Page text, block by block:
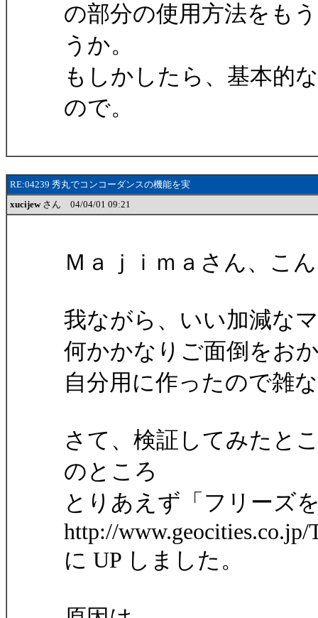
の部分の使用方法をも
うか。
もしかしたら、基本的
ので。
RE:04239 秀丸でコンコーダンスの機能を実
xucijewさん 04/04/01 09:21
Ｍａｊｉｍａさん、こ
我ながら、いい加減な
何かかなりご面倒をお
自分用に作ったので雑
さて、検証してみたと
のところ
とりあえず「フリーズ
http://www.geocities.co.jp/
に UP しました。